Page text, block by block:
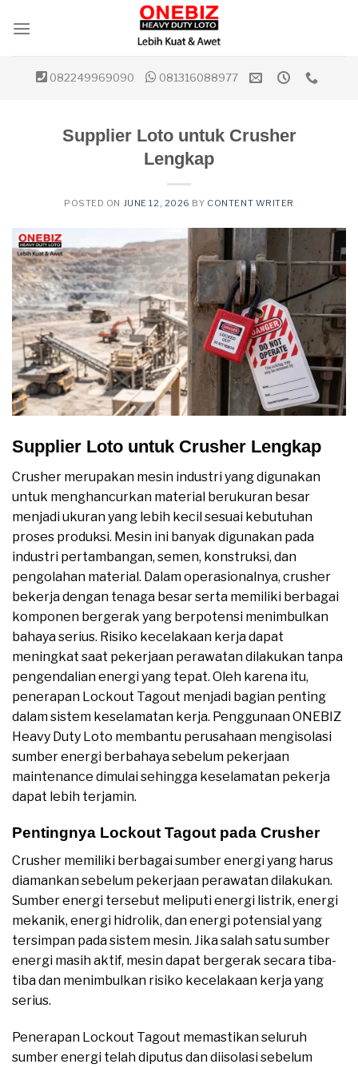
082249969090 081316088977
Supplier Loto untuk Crusher
Lengkap
POSTED ON JUNE 12, 2026 BY CONTENT WRITER
Supplier Loto untuk Crusher Lengkap
Crusher merupakan mesin industri yang digunakan
untuk menghancurkan material berukuran besar
menjadi ukuran yang lebih kecil sesuai kebutuhan
proses produksi. Mesin ini banyak digunakan pada
industri pertambangan, semen, konstruksi, dan
pengolahan material. Dalam operasionalnya, crusher
bekerja dengan tenaga besar serta memiliki berbagai
komponen bergerak yang berpotensi menimbulkan
bahaya serius. Risiko kecelakaan kerja dapat
meningkat saat pekerjaan perawatan dilakukan tanpa
pengendalian energi yang tepat. Oleh karena itu,
penerapan Lockout Tagout menjadi bagian penting
dalam sistem keselamatan kerja. Penggunaan ONEBIZ
Heavy Duty Loto membantu perusahaan mengisolasi
sumber energi berbahaya sebelum pekerjaan
maintenance dimulai sehingga keselamatan pekerja
dapat lebih terjamin.
Pentingnya Lockout Tagout pada Crusher
Crusher memiliki berbagai sumber energi yang harus
diamankan sebelum pekerjaan perawatan dilakukan.
Sumber energi tersebut meliputi energi listrik, energi
mekanik, energi hidrolik, dan energi potensial yang
tersimpan pada sistem mesin. Jika salah satu sumber
energi masih aktif, mesin dapat bergerak secara tiba-
tiba dan menimbulkan risiko kecelakaan kerja yang
serius.
Penerapan Lockout Tagout memastikan seluruh
sumber energi telah diputus dan diisolasi sebelum